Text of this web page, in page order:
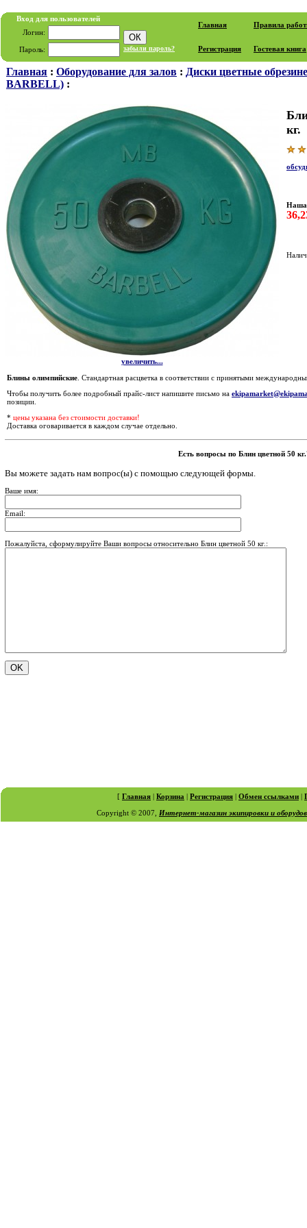
Вход для пользователей
Логин:
Пароль: забыли пароль?
Главная Правила
Регистрация Гостевая книга
Главная : Оборудование для залов : Диски цветные
BARBELL) :
увеличить...
кг.
Наша
Блины олимпийские . Стандартная расцветка в соответствии с принятыми
Чтобы получить более подробный прайс-лист напишите письмо на
позиции.
* цены указана без стоимости доставки!
Доставка оговаривается в каждом случае отдельно.
Есть вопросы по Блин цветной 50
Вы можете задать нам вопрос(ы) с помощью следующей формы.
Ваше имя:
Email:
Пожалуйста, сформулируйте Ваши вопросы относительно Блин цветной 50 кг.:
[ Главная | Корзина | Регистрация | Обмен ссылками |
Copyright © 2007, Интернет-магазин экипировки и